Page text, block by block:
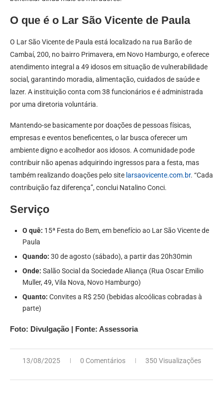
O que é o Lar São Vicente de Paula
O Lar São Vicente de Paula está localizado na rua Barão de
Cambaí, 200, no bairro Primavera, em Novo Hamburgo, e oferece
atendimento integral a 49 idosos em situação de vulnerabilidade
social, garantindo moradia, alimentação, cuidados de saúde e
lazer. A instituição conta com 38 funcionários e é administrada
por uma diretoria voluntária.
Mantendo-se basicamente por doações de pessoas físicas,
empresas e eventos beneficentes, o lar busca oferecer um
ambiente digno e acolhedor aos idosos. A comunidade pode
contribuir não apenas adquirindo ingressos para a festa, mas
também realizando doações pelo site larsaovicente.com.br. “Cada
contribuição faz diferença”, conclui Natalino Conci.
Serviço
O quê: 15ª Festa do Bem, em benefício ao Lar São Vicente de
Paula
Quando: 30 de agosto (sábado), a partir das 20h30min
Onde: Salão Social da Sociedade Aliança (Rua Oscar Emilio
Muller, 49, Vila Nova, Novo Hamburgo)
Quanto: Convites a R$ 250 (bebidas alcoólicas cobradas à
parte)
Foto: Divulgação | Fonte: Assessoria
13/08/2025 0 Comentários 350 Visualizações